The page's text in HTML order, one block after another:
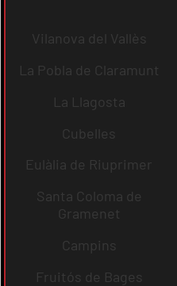
Vilanova del Vallès
La Pobla de Claramunt
La Llagosta
Cubelles
Eulàlia de Riuprimer
Santa Coloma de
Gramenet
Campins
Fruitós de Bages